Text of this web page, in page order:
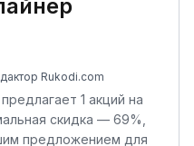
Rukodi.com
1 акций на
скидка — 69%,
предложением для